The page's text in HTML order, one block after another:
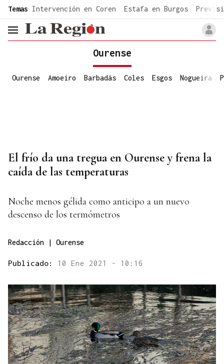
common.go-to-content
Temas Intervención en Coren Estafa en Burgos
header.menu.open
Ourense
Ourense Amoeiro Barbadás Coles Esgos Nogueira
El frío da una tregua en Ourense y frena la
caída de las temperaturas
Noche menos gélida como anticipo a un nuevo
descenso de los termómetros
Redacción | Ourense
Publicado: 10 Ene 2021 - 10:16